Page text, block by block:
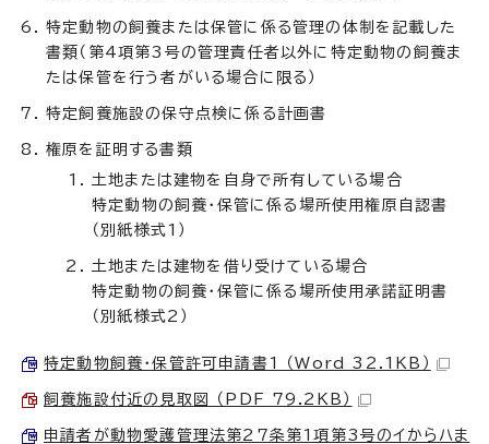
特定動物の飼養または保管に係る管理の体制を記載した
書類（第4項第3号の管理責任者以外に特定動物の飼養ま
たは保管を行う者がいる場合に限る）
特定飼養施設の保守点検に係る計画書
権原を証明する書類
土地または建物を自身で所有している場合
特定動物の飼養・保管に係る場所使用権原自認書
（別紙様式1）
土地または建物を借り受けている場合
特定動物の飼養・保管に係る場所使用承諾証明書
（別紙様式2）
特定動物飼養・保管許可申請書1 （Word 32.1KB）
飼養施設付近の見取図 （PDF 79.2KB）
申請者が動物愛護管理法第27条第1項第3号のイからハま